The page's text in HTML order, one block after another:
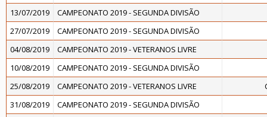
13/07/2019
CAMPEONATO 2019 - SEGUNDA DIVISÃO
27/07/2019
CAMPEONATO 2019 - SEGUNDA DIVISÃO
04/08/2019
CAMPEONATO 2019 - VETERANOS LIVRE
10/08/2019
CAMPEONATO 2019 - SEGUNDA DIVISÃO
25/08/2019
CAMPEONATO 2019 - VETERANOS LIVRE
31/08/2019
CAMPEONATO 2019 - SEGUNDA DIVISÃO